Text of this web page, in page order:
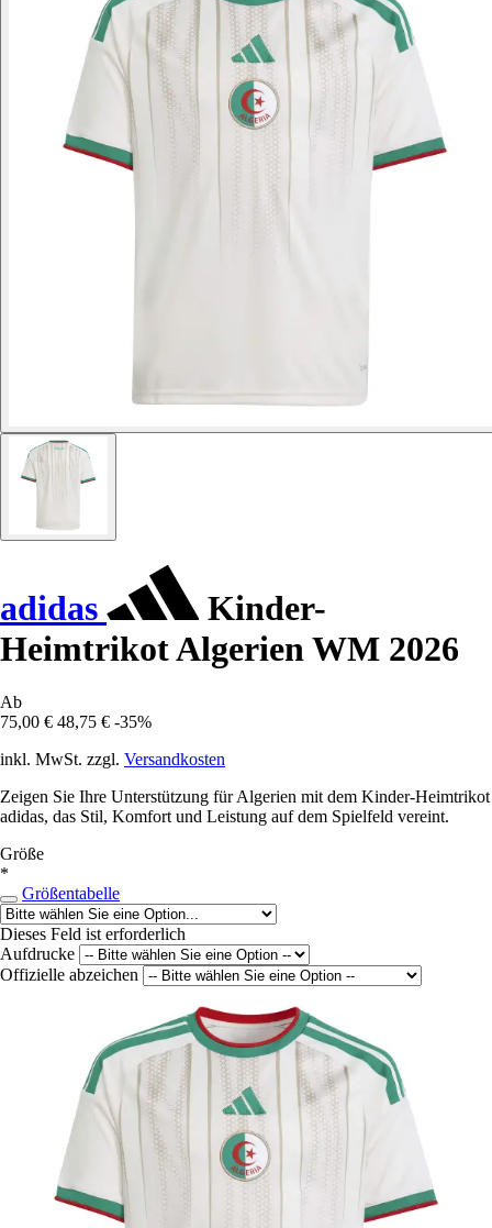
adidas
Kinder-
Heimtrikot Algerien WM 2026
Ab
75,00 € 48,75 € -35%
inkl. MwSt. zzgl. Versandkosten
Zeigen Sie Ihre Unterstützung für Algerien mit dem Kinder-Heimtrikot
adidas, das Stil, Komfort und Leistung auf dem Spielfeld vereint.
Größe
*
Größentabelle
Dieses Feld ist erforderlich
Aufdrucke
Offizielle abzeichen